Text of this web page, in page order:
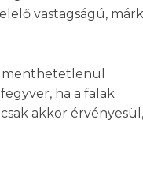
vastagságú,
menthetetlenül
ha a falak
akkor érvényesül,